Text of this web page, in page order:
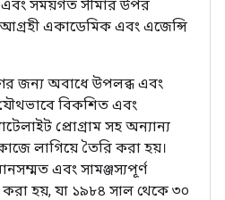
সময়গত সীমার উপর
একাডেমিক এবং এজেন্সি
জন্য অবাধে উপলব্ধ এবং
যৌথভাবে বিকশিত এবং
প্রোগ্রাম সহ অন্যান্য
লাগিয়ে তৈরি করা হয়।
এবং সামঞ্জস্যপূর্ণ
করা হয়, যা ১৯৮৪ সাল থেকে ৩০